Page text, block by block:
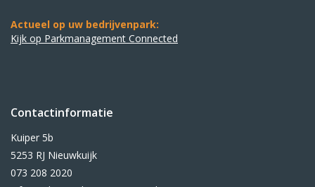
Actueel op uw bedrijvenpark:
Kijk op Parkmanagement Connected
Contactinformatie
Kuiper 5b
5253 RJ Nieuwkuijk
073 208 2020